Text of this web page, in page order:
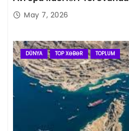
May 7, 2026
DÜNYA TOP XƏBƏR TOPLUM